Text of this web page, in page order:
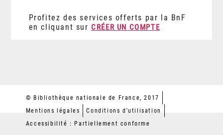
Profitez des services offerts par la BnF
en cliquant sur CRÉER UN COMPTE
© Bibliothèque nationale de France, 2017
Mentions légales
Conditions d'utilisation
Accessibilité : Partiellement conforme